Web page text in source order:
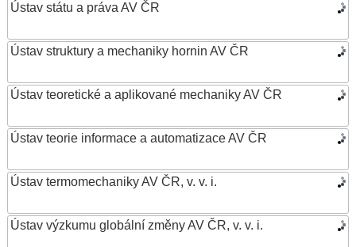
Ústav státu a práva AV ČR
Ústav struktury a mechaniky hornin AV ČR
Ústav teoretické a aplikované mechaniky AV ČR
Ústav teorie informace a automatizace AV ČR
Ústav termomechaniky AV ČR, v. v. i.
Ústav výzkumu globální změny AV ČR, v. v. i.